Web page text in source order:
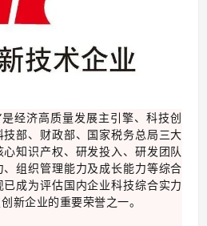
经济高质量发展主引擎、科技创
部、财政部、国家税务总局三大
知识产权、研发投入、研发团队
组织管理能力及成长能力等综合
成为评估国内企业科技综合实力
新企业的重要荣誉之一。